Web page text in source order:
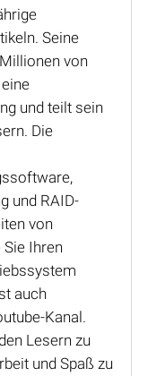
Seine
von
und teilt sein
Die
und RAID-
von
Ihren
auch
Kanal.
Lesern zu
und Spaß zu